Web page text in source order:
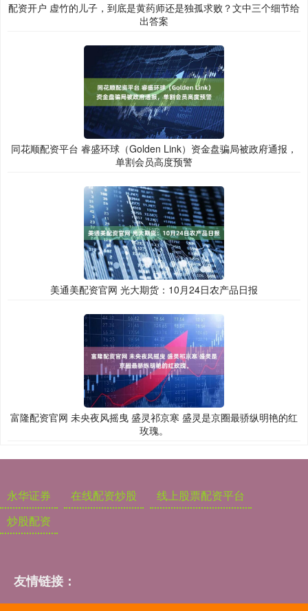
配资开户 虚竹的儿子，到底是黄药师还是独孤求败？文中三个细节给
出答案
同花顺配资平台 睿盛环球（Golden Link）资金盘骗局被政府通报，
单割会员高度预警
美通美配资官网 光大期货：10月24日农产品日报
富隆配资官网 未央夜风摇曳 盛灵祁京寒 盛灵是京圈最骄纵明艳的红
玫瑰。
永华证券 在线配资炒股
线上股票配资平台
炒股配资
友情链接：